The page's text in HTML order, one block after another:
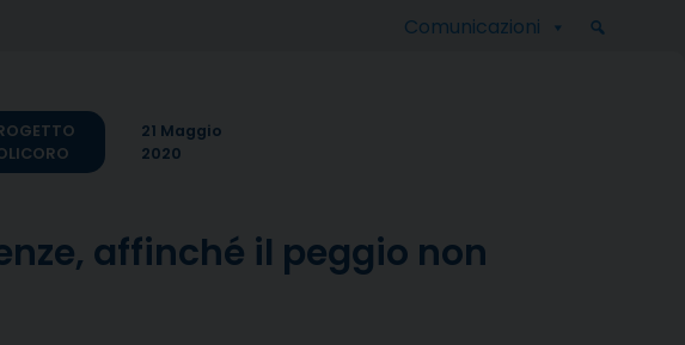
Comunicazioni
21 Maggio
2020
affinché il peggio non